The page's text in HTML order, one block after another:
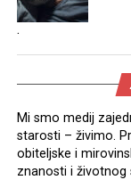
.
Mi smo medij
starosti – živimo.
obiteljske i
znanosti i životnog